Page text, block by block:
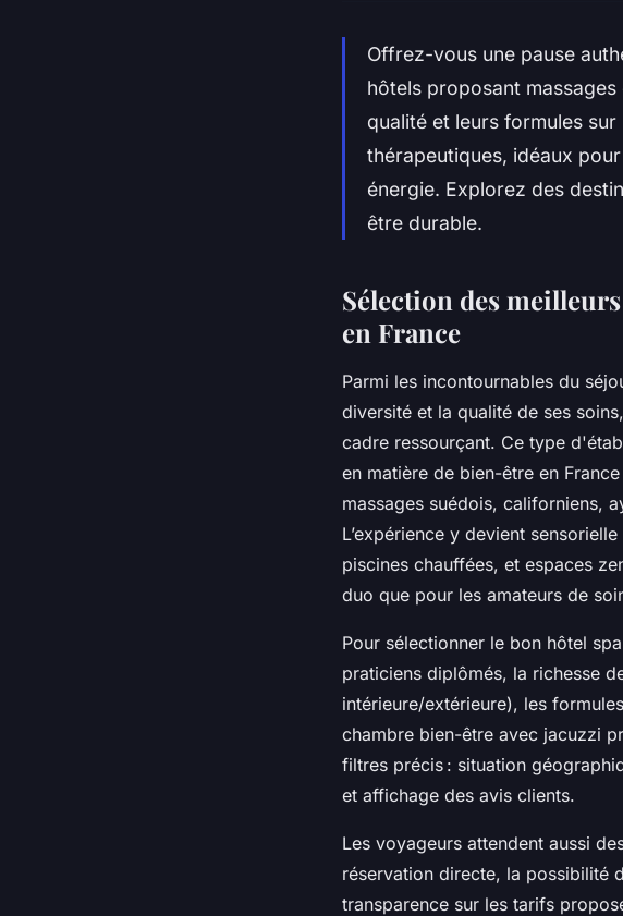
Offrez-vous une pause
hôtels proposant
qualité et leurs formules
thérapeutiques, idéaux
énergie. Explorez des
être durable.
Sélection des
en France
Parmi les incontournables du
diversité et la qualité de ses
cadre ressourçant. Ce type
en matière de bien-être en
massages suédois, californiens,
L’expérience y devient
piscines chauffées, et espaces
duo que pour les amateurs de
Pour sélectionner le bon hôtel
praticiens diplômés, la richesse
intérieure/extérieure), les
chambre bien-être avec jacuzzi
filtres précis : situation
et affichage des avis clients.
Les voyageurs attendent aussi
réservation directe, la possibilité
transparence sur les tarifs